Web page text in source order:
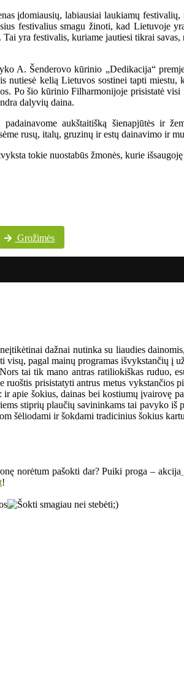
įdomiausių, labiausiai laukiamų festivalių,
festivalius smagu žinoti, kad Lietuvoje
yra festivalis, kuriame jautiesi tikrai
A. Šenderovo kūrinio „Dedikacija“
kelią Lietuvos sostinei tapti miestu,
Po šio kūrinio Filharmonijoje prisistatė
dalyvių daina.
aukštaitišką šienapjūtės ir
rusų, italų, gruzinų ir estų dainavimo ir
tokie nuostabūs žmonės, kurie
Grožimės
dažnai nutinka su liaudies
pagal mainų programas išvykstančių į
tai tik mano antras ratiliokiškas ruduo,
prisistatyti antrus metus vykstančios
šokius, dainas bei kostiumų įvairovę
stiprių plaučių savininkams tai pavyko
šėliodami ir šokdami tradicinius šokius
norėtum pašokti dar? Puiki proga – akcija
!